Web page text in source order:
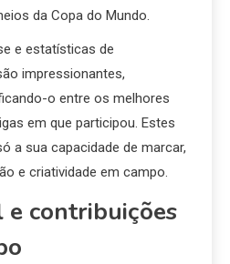
da Copa do Mundo.
e estatísticas de
impressionantes,
o entre os melhores
em que participou. Estes
a sua capacidade de marcar,
e criatividade em campo.
e contribuições